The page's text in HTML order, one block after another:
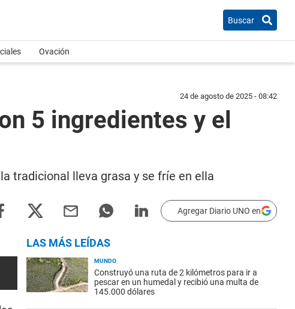
Buscar
Ovación
24 de agosto de 2025 - 08:42
5 ingredientes y el
tradicional lleva grasa y se fríe en ella
Agregar Diario UNO en
LAS MÁS LEÍDAS
MUNDO
Construyó una ruta de 2 kilómetros para ir a
pescar en un humedal y recibió una multa de
145.000 dólares